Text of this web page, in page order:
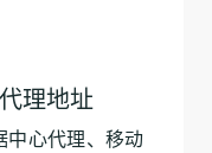
理地址
中心代理、移动